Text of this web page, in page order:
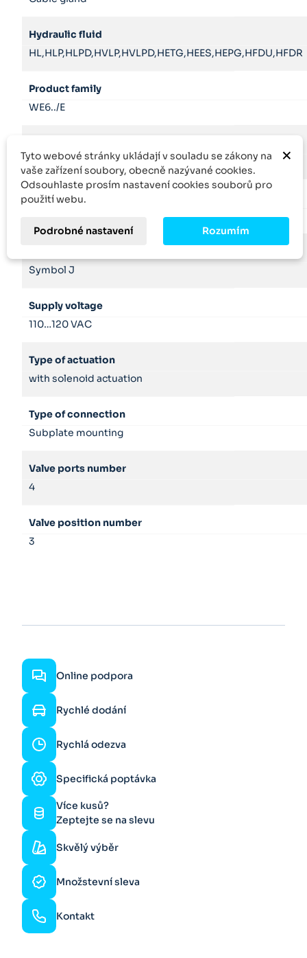
Hydraulic fluid
HL,HLP,HLPD,HVLP,HVLPD,HETG,HEES,HEPG,HFDU,HFDR
Product family
WE6../E
FKM
Size
Symbol J
Supply voltage
110…120 VAC
Type of actuation
with solenoid actuation
Type of connection
Subplate mounting
Valve ports number
4
Valve position number
3
Online podpora
Rychlé dodání
Rychlá odezva
Specifická poptávka
Více kusů?
Zeptejte se na slevu
Skvělý výběr
Množstevní sleva
Kontakt
×
Tyto webové stránky ukládají v souladu se zákony na
vaše zařízení soubory, obecně nazývané cookies.
Odsouhlaste prosím nastavení cookies souborů pro
použití webu.
Podrobné nastavení Rozumím